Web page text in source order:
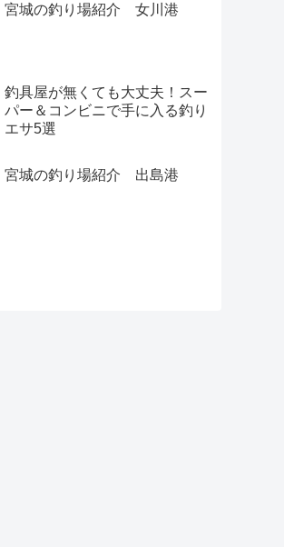
宮城の釣り場紹介 女川港
釣具屋が無くても大丈夫！スー
パー＆コンビニで手に入る釣り
エサ5選
宮城の釣り場紹介 出島港